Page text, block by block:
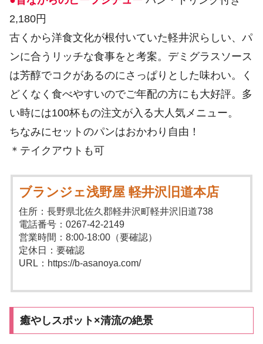
2,180円
古くから洋食文化が根付いていた軽井沢らしい、パ
ンに合うリッチな食事をと考案。デミグラスソース
は芳醇でコクがあるのにさっぱりとした味わい。く
どくなく食べやすいのでご年配の方にも大好評。多
い時には100杯もの注文が入る大人気メニュー。
ちなみにセットのパンはおかわり自由！
＊テイクアウトも可
ブランジェ浅野屋 軽井沢旧道本店
住所：長野県北佐久郡軽井沢町軽井沢旧道738
電話番号：0267-42-2149
営業時間：8:00-18:00（要確認）
定休日：要確認
URL：https://b-asanoya.com/
癒やしスポット×清流の絶景